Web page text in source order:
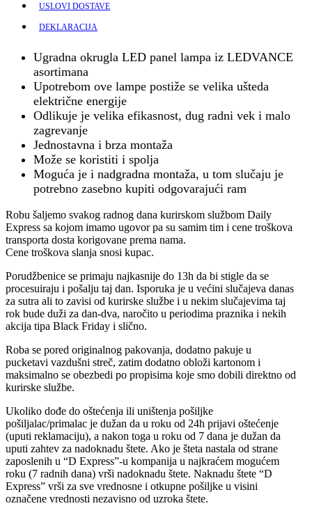
USLOVI DOSTAVE
DEKLARACIJA
Ugradna okrugla LED panel lampa iz LEDVANCE
asortimana
Upotrebom ove lampe postiže se velika ušteda
električne energije
Odlikuje je velika efikasnost, dug radni vek i malo
zagrevanje
Jednostavna i brza montaža
Može se koristiti i spolja
Moguća je i nadgradna montaža, u tom slučaju je
potrebno zasebno kupiti odgovarajući ram
Robu šaljemo svakog radnog dana kurirskom službom Daily
Express sa kojom imamo ugovor pa su samim tim i cene troškova
transporta dosta korigovane prema nama.
Cene troškova slanja snosi kupac.
Porudžbenice se primaju najkasnije do 13h da bi stigle da se
procesuiraju i pošalju taj dan. Isporuka je u većini slučajeva danas
za sutra ali to zavisi od kurirske službe i u nekim slučajevima taj
rok bude duži za dan-dva, naročito u periodima praznika i nekih
akcija tipa Black Friday i slično.
Roba se pored originalnog pakovanja, dodatno pakuje u
pucketavi vazdušni streč, zatim dodatno obloži kartonom i
maksimalno se obezbedi po propisima koje smo dobili direktno od
kurirske službe.
Ukoliko dođe do oštećenja ili uništenja pošiljke
pošiljalac/primalac je dužan da u roku od 24h prijavi oštećenje
(uputi reklamaciju), a nakon toga u roku od 7 dana je dužan da
uputi zahtev za nadoknadu štete. Ako je šteta nastala od strane
zaposlenih u “D Express”-u kompanija u najkraćem mogućem
roku (7 radnih dana) vrši nadoknadu štete. Naknadu štete “D
Express” vrši za sve vrednosne i otkupne pošiljke u visini
označene vrednosti nezavisno od uzroka štete.